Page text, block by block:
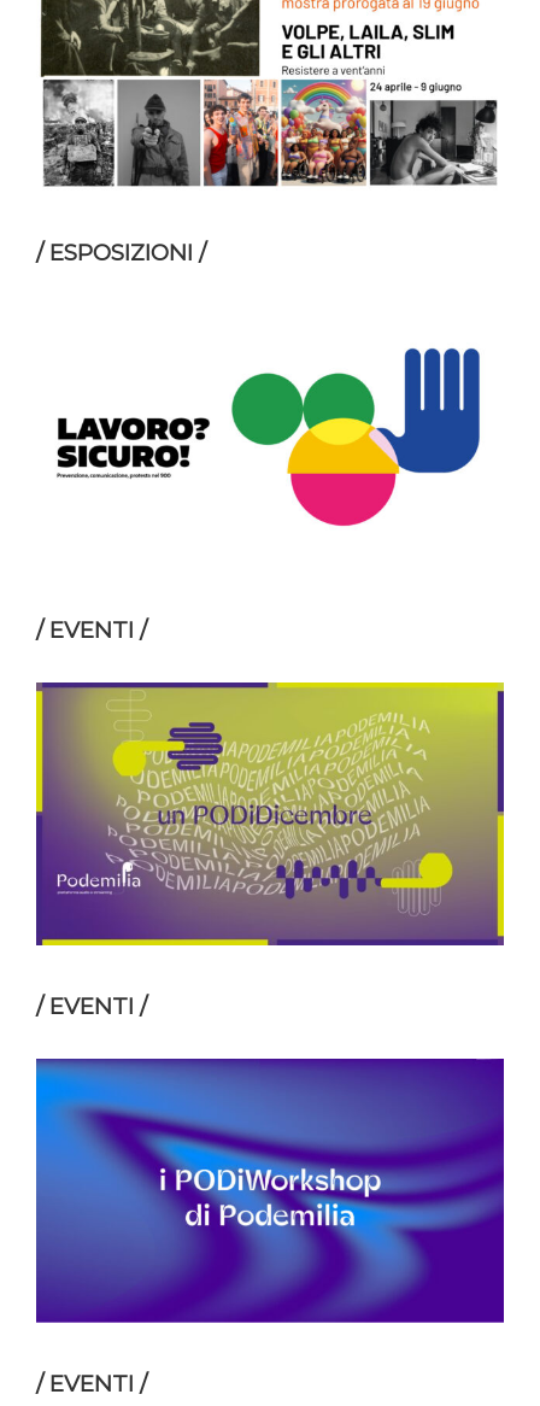
/ ESPOSIZIONI /
/ EVENTI /
/ EVENTI /
/ EVENTI /